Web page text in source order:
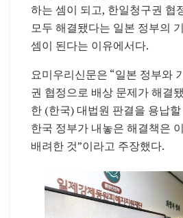
하는 셈이 되고, 한일청구권 협
모두 해결됐다는 일본 정부의
셈이 된다는 이유에서다.
요미우리신문은 “일본 정부와
권 협정으로 배상 문제가 해결
한 (한국) 대법원 판결을 용납
한국 정부가 내놓은 해결책은
배려한 것”이라고 주장했다.